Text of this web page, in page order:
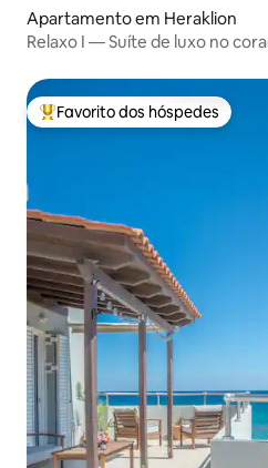
Apartamento em Heraklion
Relaxo I — Suíte de luxo no
Favoritos dos hóspedes mais
Favorito dos hóspedes